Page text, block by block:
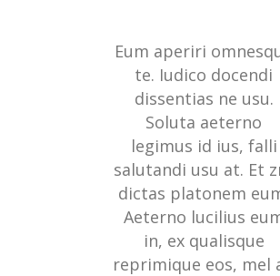
Eum aperiri
te. Iudico docendi
dissentias ne usu.
Soluta aeterno
legimus id ius, falli
salutandi usu at. Et
dictas platonem
Aeterno lucilius
in, ex qualisque
reprimique eos, mel